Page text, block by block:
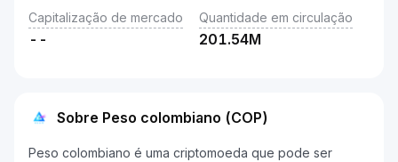
Capitalização de mercado
--
Quantidade em circulação
201.54M
Sobre Peso colombiano (COP)
Peso colombiano é uma criptomoeda que pode ser